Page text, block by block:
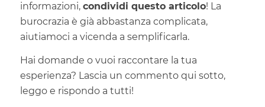
informazioni, condividi questo articolo! La
burocrazia è già abbastanza complicata,
aiutiamoci a vicenda a semplificarla.
Hai domande o vuoi raccontare la tua
esperienza? Lascia un commento qui sotto,
leggo e rispondo a tutti!